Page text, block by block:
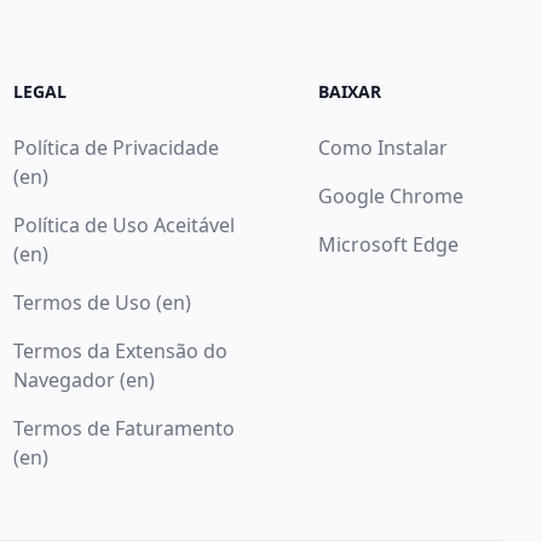
LEGAL
Política de Privacidade
(en)
Política de Uso Aceitável
(en)
Termos de Uso (en)
Termos da Extensão do
Navegador (en)
Termos de Faturamento
(en)
BAIXAR
Como Instalar
Google Chrome
Microsoft Edge